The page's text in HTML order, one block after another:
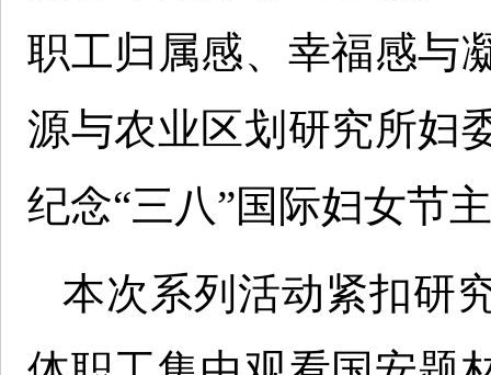
职工归属感、幸福感与
源与农业区划研究所妇
纪念“三八”国际妇女节
本次系列活动紧扣研